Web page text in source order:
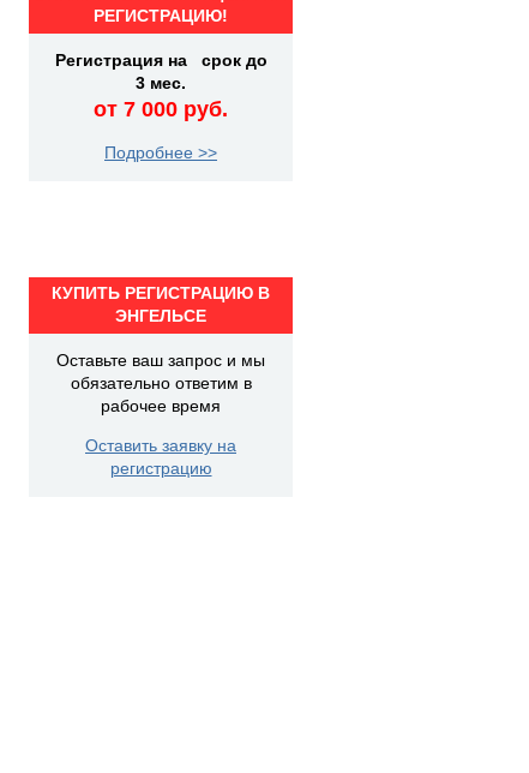
РЕГИСТРАЦИЮ!
Регистрация на срок до
3 мес.
от 7 000 руб.
Подробнее >>
КУПИТЬ РЕГИСТРАЦИЮ В
ЭНГЕЛЬСЕ
Оставьте ваш запрос и мы
обязательно ответим в
рабочее время
Оставить заявку на
регистрацию